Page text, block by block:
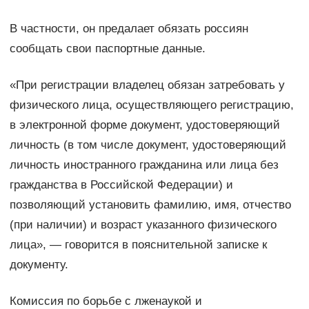
В частности, он предалает обязать россиян
сообщать свои паспортные данные.
«При регистрации владелец обязан затребовать у
физического лица, осуществляющего регистрацию,
в электронной форме документ, удостоверяющий
личность (в том числе документ, удостоверяющий
личность иностранного гражданина или лица без
гражданства в Российской Федерации) и
позволяющий установить фамилию, имя, отчество
(при наличии) и возраст указанного физического
лица», — говорится в пояснительной записке к
документу.
Комиссия по борьбе с лженаукой и